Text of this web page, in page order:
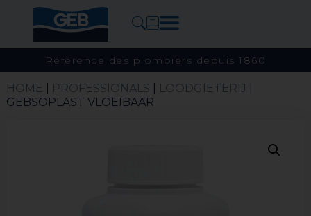
Référence des plombiers depuis 1860
HOME PROFESSIONALS LOODGIETERIJ
GEBSOPLAST VLOEIBAAR